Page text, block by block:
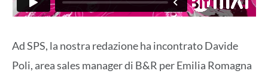
Ad SPS, la nostra redazione ha incontrato Davide
Poli, area sales manager di B&R per Emilia Romagna